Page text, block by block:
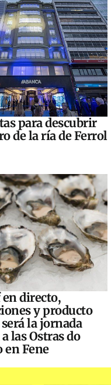
para descubrir
de la ría de Ferrol
en directo,
y producto
la jornada
las Ostras do
en Fene